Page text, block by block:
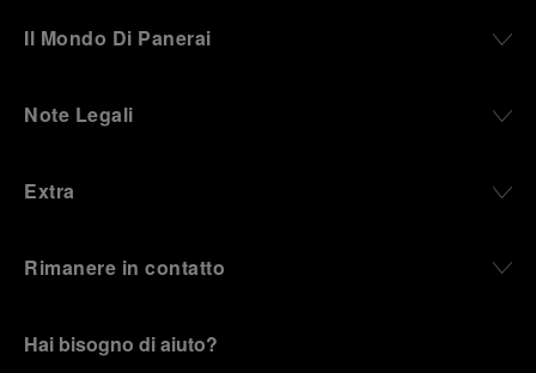
Il Mondo Di Panerai
Note Legali
Extra
Rimanere in contatto
Hai bisogno di aiuto?